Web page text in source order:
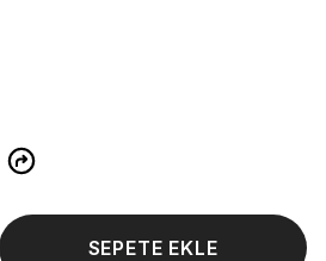
SEPETE EKLE